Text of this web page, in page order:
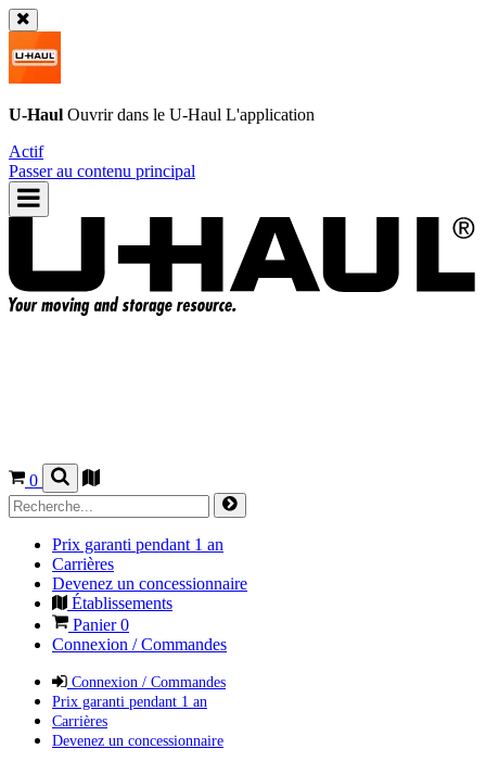
U-Haul Ouvrir dans le U-Haul L'application
Actif
Passer au contenu principal
0
Prix garanti pendant 1 an
Carrières
Devenez un concessionnaire
Établissements
Panier0
Connexion / Commandes
Connexion / Commandes
Prix garanti pendant 1 an
Carrières
Devenez un concessionnaire